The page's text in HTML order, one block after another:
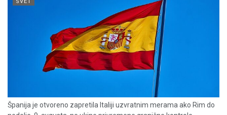
SVET
Španija je otvoreno zapretila Italiji uzvratnim merama ako Rim do